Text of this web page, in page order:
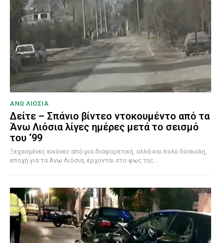
ΑΝΩ ΛΙΟΣΙΑ
Δείτε – Σπάνιο βίντεο ντοκουμέντο από τα
Άνω Λιόσια λίγες ημέρες μετά το σεισμό
του ‘99
Ξεχασμένες εικόνες από μια διαφορετική, αλλά και πολύ δύσκολη,
εποχή για τα Άνω Λιόσια, έρχονται στο φως της...